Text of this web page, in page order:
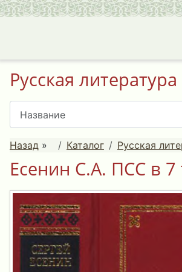
Русская литература
Назад » Каталог Русская
Есенин С.А. ПСС в 7